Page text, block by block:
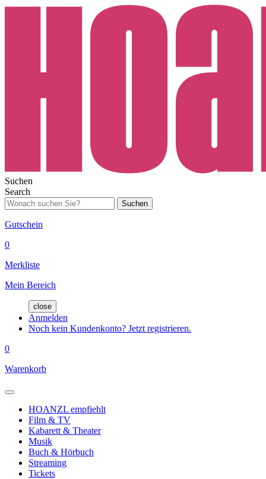
Suchen
Search
Suchen
Gutschein
0
Merkliste
Mein Bereich
close
Anmelden
Noch kein Kundenkonto? Jetzt registrieren.
0
Warenkorb
HOANZL empfiehlt
Film & TV
Kabarett & Theater
Musik
Buch & Hörbuch
Streaming
Tickets